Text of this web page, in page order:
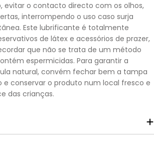
evitar o contacto directo com os olhos,
interrompendo o uso caso surja
Este lubrificante é totalmente
de látex e acessórios de prazer,
que não se trata de um método
espermicidas. Para garantir a
natural, convém fechar bem a tampa
e conservar o produto num local fresco e
das crianças.